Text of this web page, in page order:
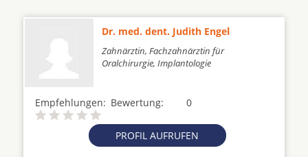
Dr. med. dent. Judith Engel
Zahnärztin, Fachzahnärztin für
Oralchirurgie, Implantologie
Empfehlungen: 0
Bewertung:
PROFIL AUFRUFEN